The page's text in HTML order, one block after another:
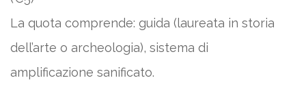
La quota comprende: guida (laureata in storia
dell’arte o archeologia), sistema di
amplificazione sanificato.